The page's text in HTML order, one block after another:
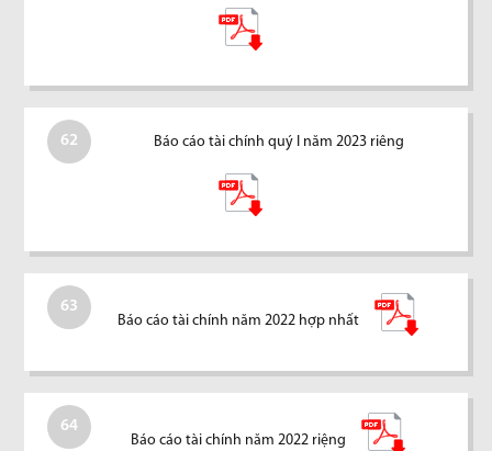
62 Báo cáo tài chính quý I năm 2023 riêng
63
Báo cáo tài chính năm 2022 hợp nhất
64
Báo cáo tài chính năm 2022 riệng